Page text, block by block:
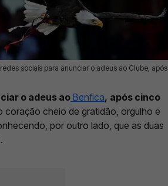
sociais para anunciar o adeus ao Clube, após
o adeus ao Benfica, após cinco
coração cheio de gratidão, orgulho e
por outro lado, que as duas